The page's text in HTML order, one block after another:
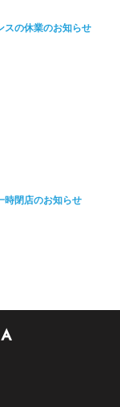
スの休業のお知らせ
時閉店のお知らせ